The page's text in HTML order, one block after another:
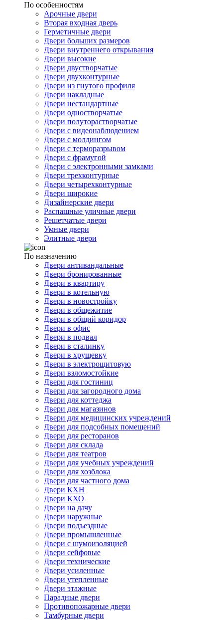
По особенностям
Арочные двери
Вторая входная дверь
Герметичные двери
Двери больших размеров
Двери внутреннего открывания
Двери высокие
Двери двустворчатые
Двери двухконтурные
Двери из гнутого профиля
Двери накладные
Двери нестандартные
Двери одностворчатые
Двери полуторастворчатые
Двери с видеонаблюдением
Двери с молдингом
Двери с терморазрывом
Двери с фрамугой
Двери с электронными замками
Двери трехконтурные
Двери четырехконтурные
Двери широкие
Дизайнерские двери
Распашные уличные двери
Решетчатые двери
Умные двери
Элитные двери
По назначению
Двери антивандальные
Двери бронированные
Двери в квартиру
Двери в котельную
Двери в новостройку
Двери в общежитие
Двери в общий коридор
Двери в офис
Двери в подвал
Двери в сталинку
Двери в хрущевку
Двери в электрощитовую
Двери взломостойкие
Двери для гостиниц
Двери для загородного дома
Двери для коттеджа
Двери для магазинов
Двери для медицинских учреждений
Двери для подсобных помещений
Двери для ресторанов
Двери для склада
Двери для театров
Двери для учебных учреждений
Двери для хозблока
Двери для частного дома
Двери КХН
Двери КХО
Двери на дачу
Двери наружные
Двери подъездные
Двери промышленные
Двери с шумоизоляцией
Двери сейфовые
Двери технические
Двери усиленные
Двери утепленные
Двери этажные
Парадные двери
Противопожарные двери
Тамбурные двери